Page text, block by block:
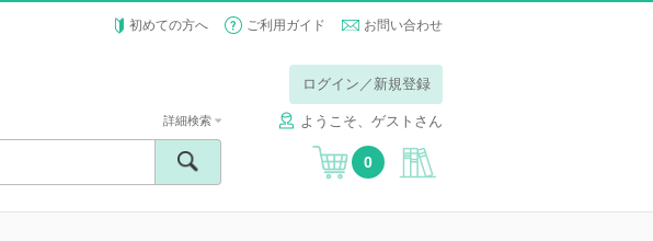
初めての方へ ご利用ガイド お問い合わせ
ログイン／新規登録
ようこそ、ゲストさん
詳細検索
0